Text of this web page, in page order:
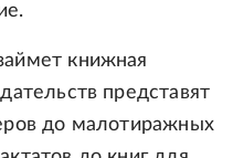
книжная
представят
до малотиражных